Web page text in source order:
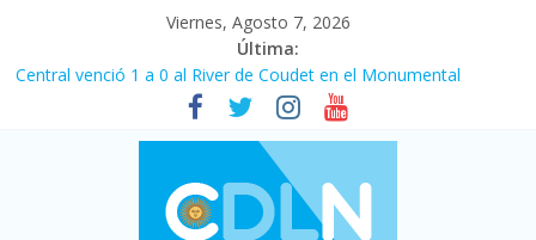
Viernes, Agosto 7, 2026
Última:
Fuerte caída de la venta de autos usados en julio: bajó un 12,6%
Central venció 1 a 0 al River de Coudet en el Monumental
La morosidad alcanzó su nivel más alto en dos décadas y ya
afecta a 400 mil deudores en Santa Fe
Desde que asumió Milei cerraron 41.000 kioscos: el sector
denuncia crisis como en 2001